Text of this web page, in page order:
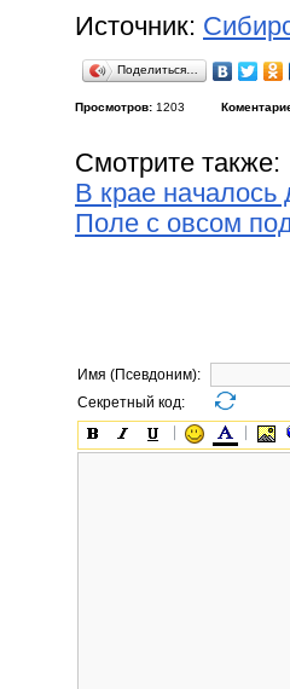
Источник:
Поделиться…
Просмотров: 1203
Смотрите также:
В крае началось
Поле с овсом
Имя (Псевдоним):
Секретный код: